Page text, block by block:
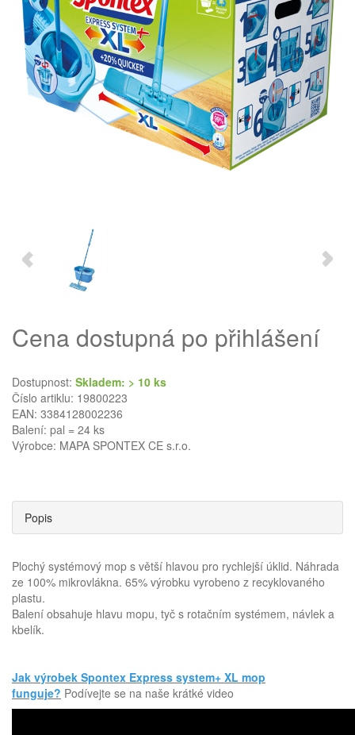
Cena dostupná po přihlášení
Dostupnost: Skladem: > 10 ks
Číslo artiklu: 19800223
EAN: 3384128002236
Balení: pal = 24 ks
Výrobce: MAPA SPONTEX CE s.r.o.
Popis
Plochý systémový mop s větší hlavou pro rychlejší úklid. Náhrada
ze 100% mikrovlákna. 65% výrobku vyrobeno z recyklovaného
plastu.
Balení obsahuje hlavu mopu, tyč s rotačním systémem, návlek a
kbelík.
Jak výrobek Spontex Express system+ XL mop
funguje? Podívejte se na naše krátké video